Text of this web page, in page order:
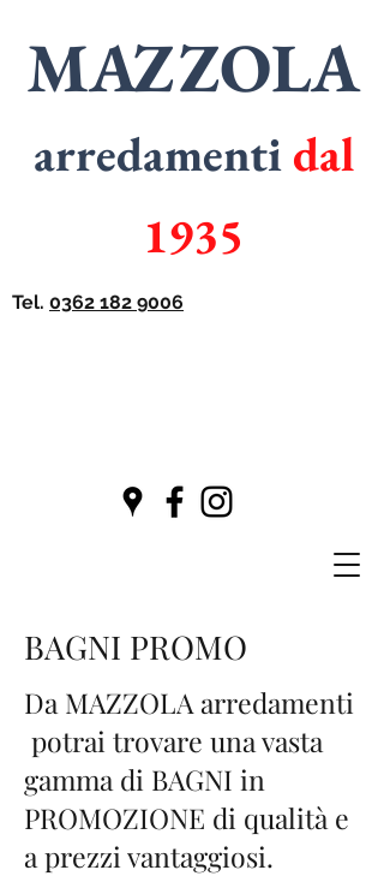
MAZZOLA
arredamentidal
1935
Tel. 0362 182 9006
BAGNI PROMO
Da MAZZOLA arredamenti
potrai trovare una vasta
gamma di BAGNI in
PROMOZIONE di qualità e
a prezzi vantaggiosi.